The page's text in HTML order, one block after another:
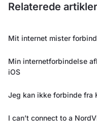
Relaterede artikler
Mit internet mister
Min internetforbindelse
iOS
Jeg kan ikke forbinde fra
I can’t connect to a